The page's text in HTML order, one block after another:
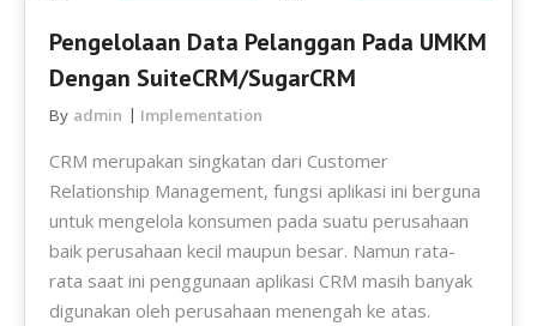
Pengelolaan Data Pelanggan Pada UMKM
Dengan SuiteCRM/SugarCRM
By admin Implementation
CRM merupakan singkatan dari Customer
Relationship Management, fungsi aplikasi ini berguna
untuk mengelola konsumen pada suatu perusahaan
baik perusahaan kecil maupun besar. Namun rata-
rata saat ini penggunaan aplikasi CRM masih banyak
digunakan oleh perusahaan menengah ke atas.